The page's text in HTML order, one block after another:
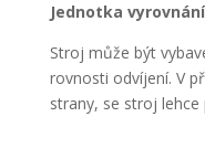
Jednotka vyrovnání
Stroj může být
rovnosti odvíjení. V
strany, se stroj